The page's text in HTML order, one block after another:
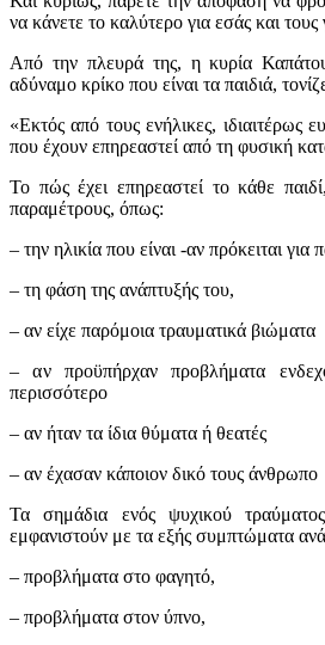
να κάνετε το καλύτερο για εσάς και
Από την πλευρά της, η κυρία
αδύναμο κρίκο που είναι τα παιδιά,
«Εκτός από τους ενήλικες, ιδιαιτέρως
που έχουν επηρεαστεί από τη φυσική
Το πώς έχει επηρεαστεί το κάθε
παραμέτρους, όπως:
– την ηλικία που είναι -αν πρόκειται για
– τη φάση της ανάπτυξής του,
– αν είχε παρόμοια τραυματικά βιώματα
– αν προϋπήρχαν προβλήματα
περισσότερο
– αν ήταν τα ίδια θύματα ή θεατές
– αν έχασαν κάποιον δικό τους άνθρωπο
Τα σημάδια ενός ψυχικού
εμφανιστούν με τα εξής συμπτώματα ανά
– προβλήματα στο φαγητό,
– προβλήματα στον ύπνο,